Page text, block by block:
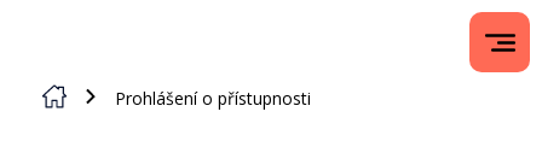
Prohlášení o přístupnosti